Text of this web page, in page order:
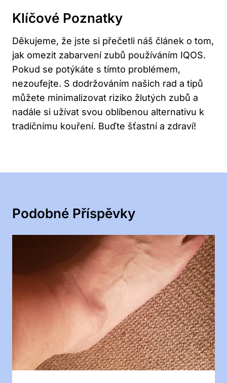
Klíčové Poznatky
Děkujeme, že jste si přečetli náš ⁤článek o ‌tom,
jak omezit zabarvení zubů používáním​ IQOS.
Pokud⁣ se potýkáte s tímto problémem,
nezoufejte. S dodržováním našich‍ rad⁣ a‌ tipů
můžete ⁣minimalizovat riziko žlutých zubů a
nadále si užívat svou ⁣oblíbenou alternativu k
tradičnímu kouření.⁢ Buďte šťastní ‍a zdraví!
Podobné Příspěvky